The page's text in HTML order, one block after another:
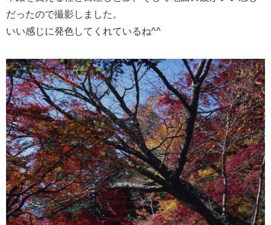
だったので撮影しました。
いい感じに発色してくれているね^^